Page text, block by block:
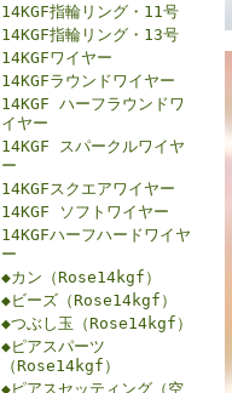
14KGF指輪リング・11号
14KGF指輪リング・13号
14KGFワイヤー
14KGFラウンドワイヤー
14KGF ハーフラウンドワ
イヤー
14KGF スパークルワイヤ
ー
14KGFスクエアワイヤー
14KGF ソフトワイヤー
14KGFハーフハードワイヤ
ー
◆カン（Rose14kgf）
◆ビーズ（Rose14kgf）
◆つぶし玉（Rose14kgf）
◆ピアスパーツ
（Rose14kgf）
◆ピアスセッティング（空